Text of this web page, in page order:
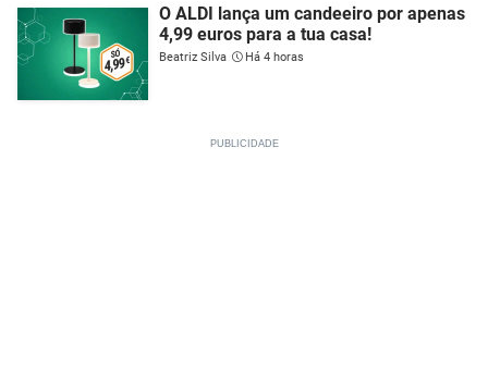
O ALDI lança um candeeiro por apenas
4,99 euros para a tua casa!
Beatriz Silva Há 4 horas